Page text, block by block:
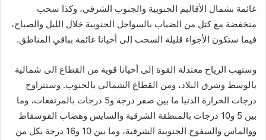
غائمة بشمال الأقاليم الجنوبية والجنوب الشرقي، وكذا سحب
منخفضة مع كتل من الضباب بالسواحل الجنوبية خلال الليل والصباح،
فيما ستكون الأجواء قليلة السحب إلى أحيانا غائمة بباقي المناطق.
وستهب الرياح معتدلة القوة إلى أحيانا قوية من القطاع الى شمالية
بالوسط وشرق البلاد، ومن القطاع الشمالي بالجنوب. وستتراوح
درجات الحرارة الدنيا ما بين صفر درجة و5 درجات بالمرتفعات، وما
بين 5 و10 درجات بالمنطقة الشرقية والسايس وهضاب الفوسفاط
ووالماس والسفوح الجنوبية الشرقية، وما بين 10 و16 درجة بكل من